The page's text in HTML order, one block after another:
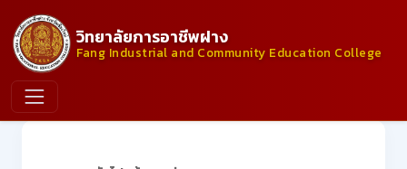
วิทยาลัยการอาชีพฝาง
Fang Industrial and Community Education College